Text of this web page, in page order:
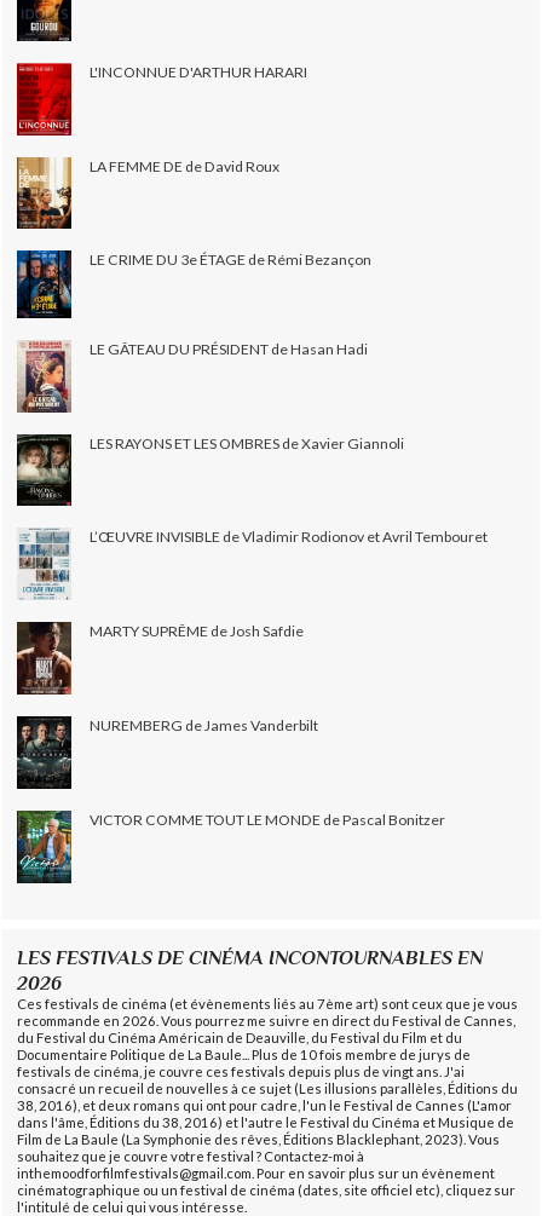
L'INCONNUE D'ARTHUR HARARI
LA FEMME DE de David Roux
LE CRIME DU 3e ÉTAGE de Rémi Bezançon
LE GÂTEAU DU PRÉSIDENT de Hasan Hadi
LES RAYONS ET LES OMBRES de Xavier Giannoli
L’ŒUVRE INVISIBLE de Vladimir Rodionov et Avril Tembouret
MARTY SUPRÊME de Josh Safdie
NUREMBERG de James Vanderbilt
VICTOR COMME TOUT LE MONDE de Pascal Bonitzer
LES FESTIVALS DE CINÉMA INCONTOURNABLES EN
2026
Ces festivals de cinéma (et évènements liés au 7ème art) sont ceux que je vous
recommande en 2026. Vous pourrez me suivre en direct du Festival de Cannes,
du Festival du Cinéma Américain de Deauville, du Festival du Film et du
Documentaire Politique de La Baule... Plus de 10 fois membre de jurys de
festivals de cinéma, je couvre ces festivals depuis plus de vingt ans. J'ai
consacré un recueil de nouvelles à ce sujet (Les illusions parallèles, Éditions du
38, 2016), et deux romans qui ont pour cadre, l'un le Festival de Cannes (L'amor
dans l'âme, Éditions du 38, 2016) et l'autre le Festival du Cinéma et Musique de
Film de La Baule (La Symphonie des rêves, Éditions Blacklephant, 2023). Vous
souhaitez que je couvre votre festival ? Contactez-moi à
inthemoodforfilmfestivals@gmail.com. Pour en savoir plus sur un évènement
cinématographique ou un festival de cinéma (dates, site officiel etc), cliquez sur
l'intitulé de celui qui vous intéresse.